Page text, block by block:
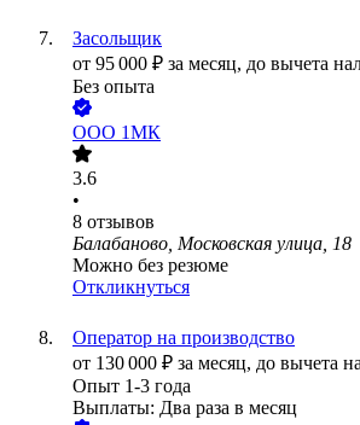
Засольщик
от 95 000 ₽ за месяц, до вычета
Без опыта
ООО 1МК
3.6
•
8 отзывов
Балабаново, Московская улица, 18
Можно без резюме
Откликнуться
Оператор на производство
от 130 000 ₽ за месяц, до вычета
Опыт 1-3 года
Выплаты: Два раза в месяц